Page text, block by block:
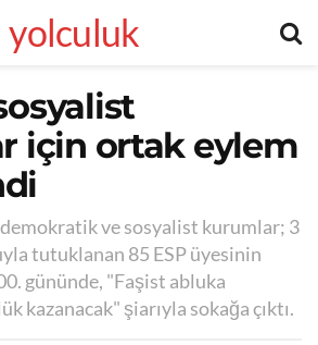
yolculuk
için ortak eylem
ve sosyalist kurumlar; 3
tutuklanan 85 ESP üyesinin
gününde, "Faşist abluka
kazanacak" şiarıyla sokağa çıktı.